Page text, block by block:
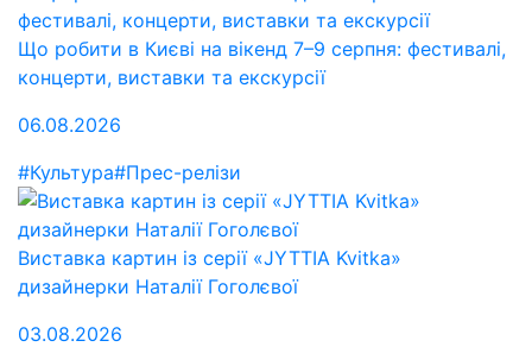
Що робити в Києві на вікенд 7–9 серпня: фестивалі,
концерти, виставки та екскурсії
06.08.2026
#Культура#Прес-релізи
Виставка картин із серії «JYTTIA Kvitka»
дизайнерки Наталії Гоголєвої
03.08.2026